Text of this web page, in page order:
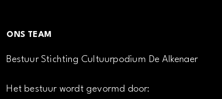
ONS TEAM
Bestuur Stichting Cultuurpodium De Alkenaer
Het bestuur wordt gevormd door: